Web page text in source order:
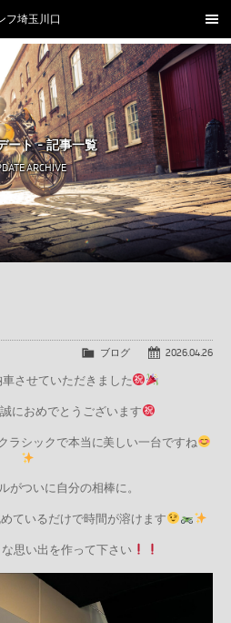
フ埼玉川口
TRIUMPH OFFICIAL SITE
LINE FacebookInstagram
X
ート - 記事一覧
ARCHIVE
2026.04.26
ブログ
させていただきました
におめでとうございます
ラシックで本当に美しい一台ですね
がついに自分の相棒に。
ているだけで時間が溶けます
思い出を作って下さい